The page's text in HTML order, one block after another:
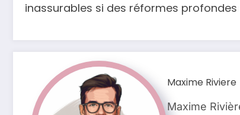
inassurables si des réformes
Maxime Riviere
Maxime